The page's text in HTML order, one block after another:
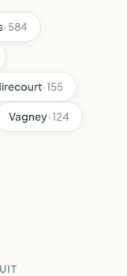
· 584
· 155
Vagney· 124